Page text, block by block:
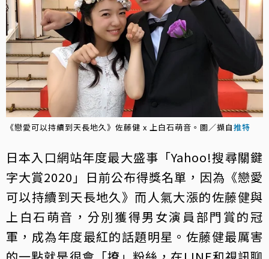
《戀愛可以持續到天長地久》佐藤健 x 上白石萌音。圖／擷自推特
日本入口網站年度最大盛事「Yahoo!搜尋關鍵
字大賞2020」日前公布得獎名單，因為《戀愛
可以持續到天長地久》而人氣大漲的佐藤健與
上白石萌音，分別獲得男女演員部門賞的冠
軍，成為年度最紅的話題明星。佐藤健最厲害